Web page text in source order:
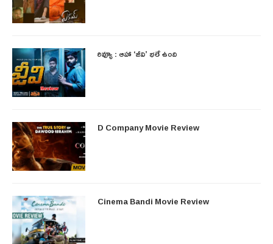
రివ్యూ : ఆహా ‘జీవి’ భలే ఉంది
D Company Movie Review
Cinema Bandi Movie Review